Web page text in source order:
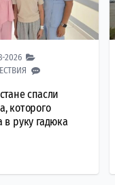
2026
спасли
которого
в руку гадюка